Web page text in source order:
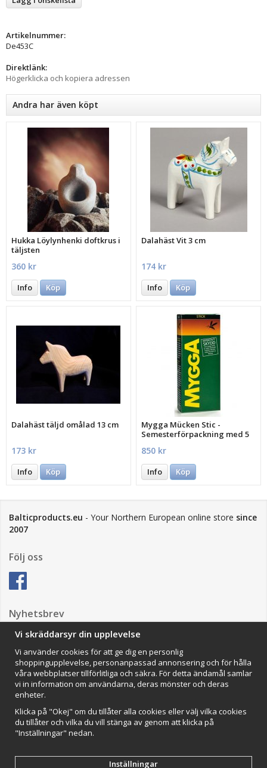
Artikelnummer:
De453C
Direktlänk:
Högerklicka och kopiera adressen
Andra har även köpt
Hukka Löylynhenki doftkrus i
täljsten
360 kr
Info Köp
Dalahäst Vit 3 cm
174 kr
Info Köp
Dalahäst täljd omålad 13 cm
173 kr
Info Köp
Mygga Mücken Stic -
Semesterförpackning med 5
850 kr
Info Köp
Balticproducts.eu - Your Northern European online store since
2007
Följ oss
Nyhetsbrev
Impressum
VAMOS Commerce AB
Organisationsnummer: 559502-0453
Vi skräddarsyr din upplevelse
Vi använder cookies för att ge dig en personlig
shoppingupplevelse, personanpassad annonsering och för hålla
våra webbplatser tillförlitliga och säkra. För detta ändamål samlar
vi in information om användarna, deras mönster och deras
enheter.
Klicka på "Okej" om du tillåter alla cookies eller välj vilka cookies
du tillåter och vilka du vill stänga av genom att klicka på
"Inställningar" nedan.
Inställningar